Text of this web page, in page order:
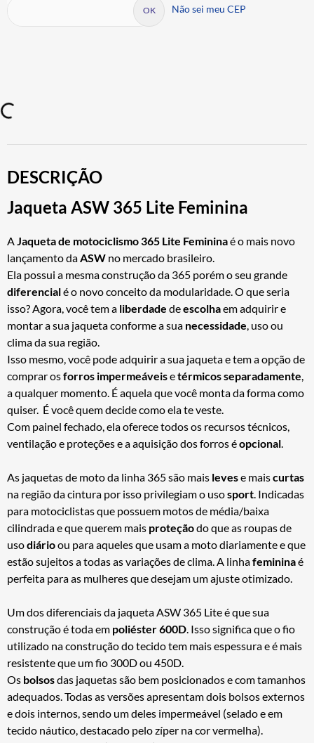
Não sei meu CEP
DESCRIÇÃO
Jaqueta ASW 365 Lite Feminina
AJaqueta de motociclismo 365 Lite Femininaé o mais novo
lançamento daASW no mercado brasileiro.
Ela possui a mesma construção da 365 porém o seu grande
diferencialé o novo conceito da modularidade. O que seria
isso? Agora, você tem a liberdade deescolhaem adquirir e
montar a sua jaqueta conforme a sua necessidade, uso ou
clima da sua região.
Isso mesmo, você pode adquirir a sua jaqueta e tem a opção de
comprar osforros impermeáveisetérmicosseparadamente,
a qualquer momento. É aquela que você monta da forma como
quiser. É você quem decide como ela te veste.
Com painel fechado, ela oferece todos os recursos técnicos,
ventilação e proteções e a aquisição dos forros éopcional.
As jaquetas de moto da linha 365 são mais levese maiscurtas
na região da cintura por isso privilegiam o usosport. Indicadas
para motociclistas que possuem motos de média/baixa
cilindrada e que querem mais proteçãodo que as roupas de
usodiárioou para aqueles que usam a moto diariamente e que
estão sujeitos a todas as variações de clima. A linhafemininaé
perfeita para as mulheres que desejam um ajuste otimizado.
Um dos diferenciais da jaqueta ASW 365 Lite é que sua
construção é toda em poliéster 600D. Isso significa que o fio
utilizado na construção do tecido tem mais espessura e é mais
resistente que um fio 300D ou 450D.
Os bolsosdas jaquetas são bem posicionados e com tamanhos
adequados. Todas as versões apresentam dois bolsos externos
e dois internos, sendo um deles impermeável (selado e em
tecido náutico, destacado pelo zíper na cor vermelha).